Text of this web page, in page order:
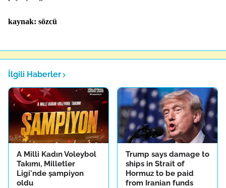
kaynak: sözcü
İlgili Haberler
A Milli Kadın Voleybol
Takımı, Milletler
Ligi'nde şampiyon
oldu
Trump says damage to
ships in Strait of
Hormuz to be paid
from Iranian funds